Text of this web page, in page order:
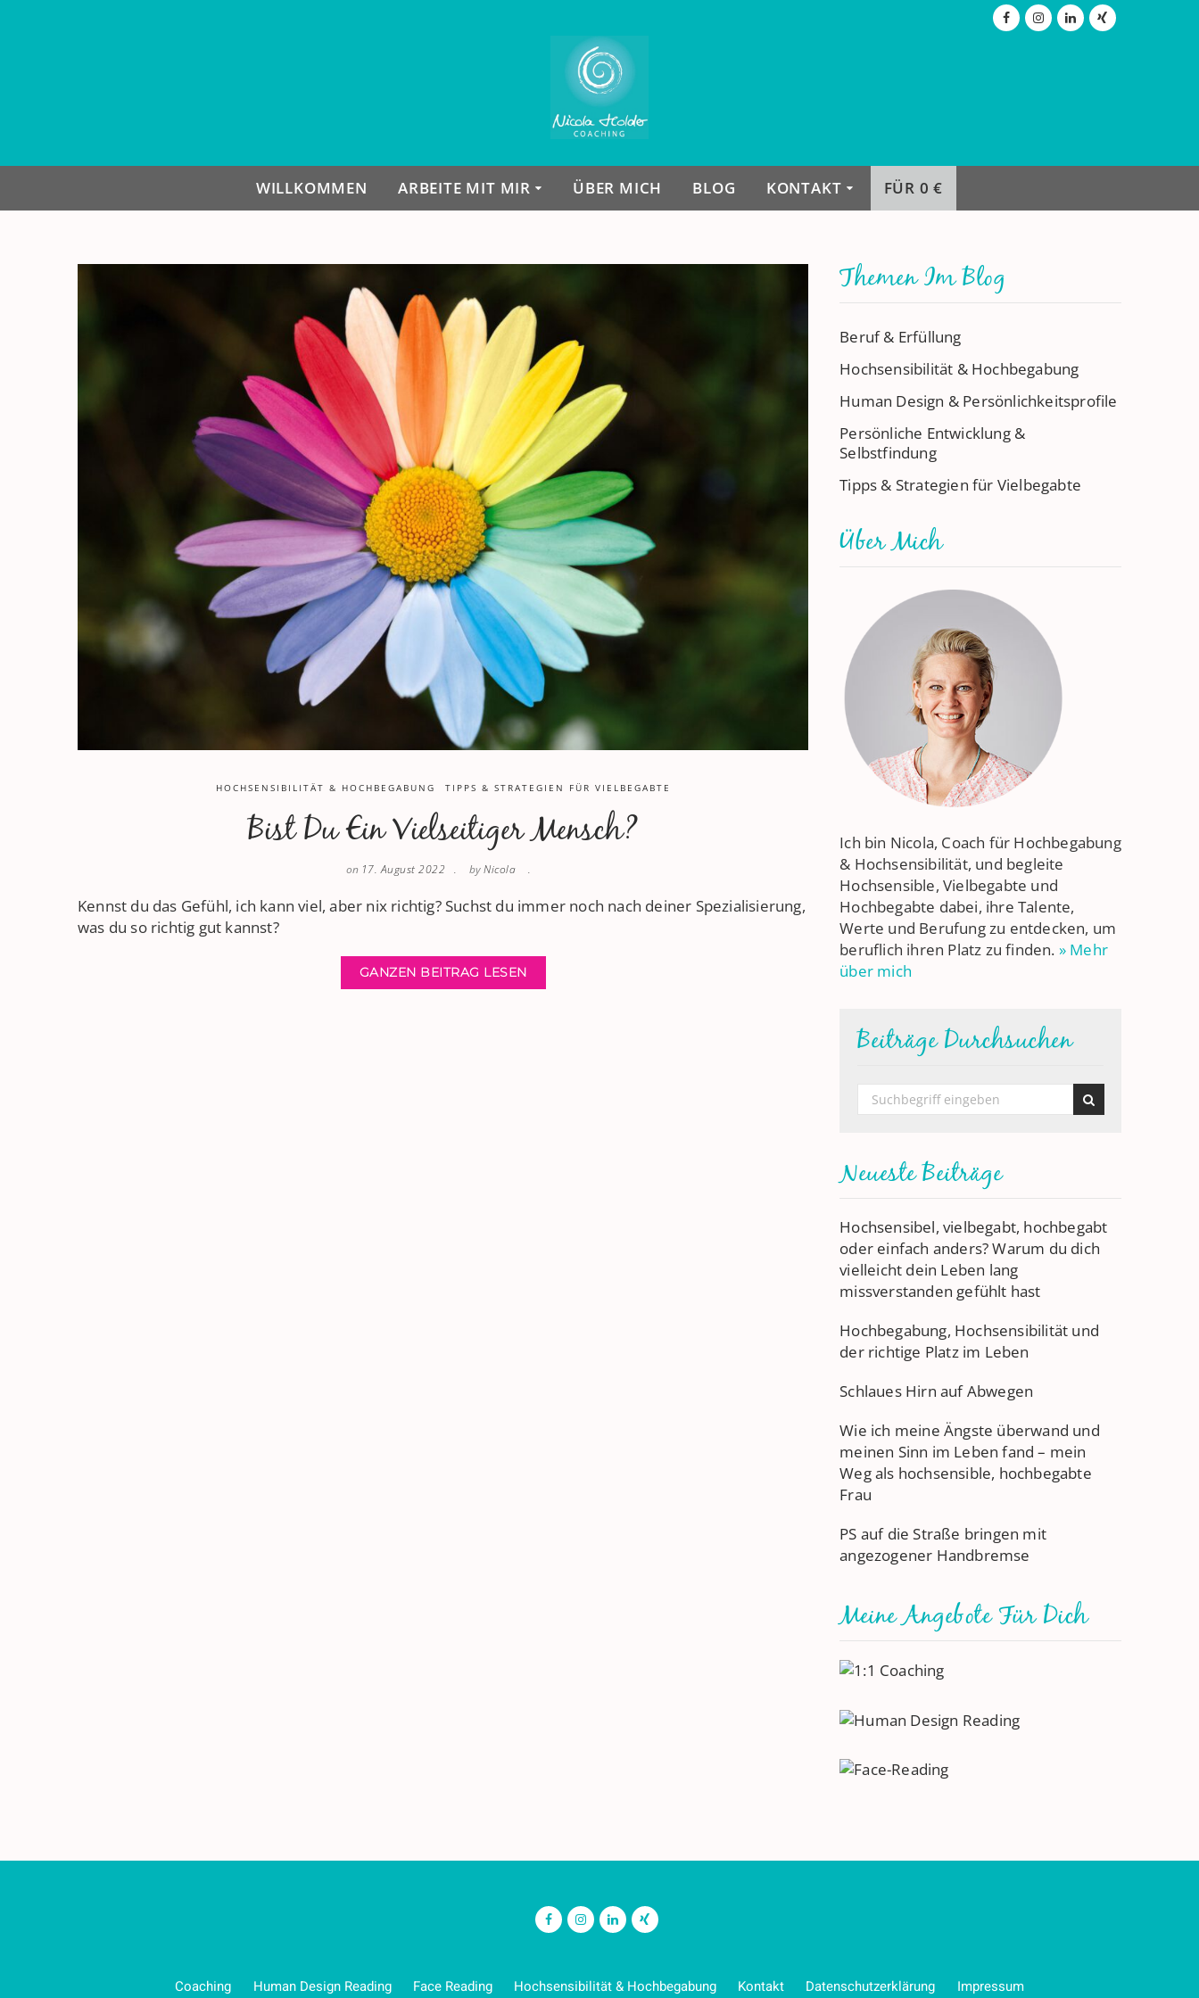
WILLKOMMEN ARBEITE MIT MIR ÜBER MICH BLOG KONTAKT FÜR 0 €
HOCHSENSIBILITÄT & HOCHBEGABUNG TIPPS & STRATEGIEN FÜR VIELBEGABTE
Bist Du Ein Vielseitiger Mensch?
on 17. August 2022 byNicola
Kennst du das Gefühl, ich kann viel, aber nix richtig? Suchst du immer noch nach deiner Spezialisierung,
was du so richtig gut kannst?
GANZEN BEITRAG LESEN
Themen Im Blog
Beruf & Erfüllung
Hochsensibilität & Hochbegabung
Human Design & Persönlichkeitsprofile
Persönliche Entwicklung &
Selbstfindung
Tipps & Strategien für Vielbegabte
Über Mich
Ich bin Nicola, Coach für Hochbegabung
& Hochsensibilität, und begleite
Hochsensible, Vielbegabte und
Hochbegabte dabei, ihre Talente,
Werte und Berufung zu entdecken, um
beruflich ihren Platz zu finden. » Mehr
über mich
Beiträge Durchsuchen
Neueste Beiträge
Hochsensibel, vielbegabt, hochbegabt
oder einfach anders? Warum du dich
vielleicht dein Leben lang
missverstanden gefühlt hast
Hochbegabung, Hochsensibilität und
der richtige Platz im Leben
Schlaues Hirn auf Abwegen
Wie ich meine Ängste überwand und
meinen Sinn im Leben fand – mein
Weg als hochsensible, hochbegabte
Frau
PS auf die Straße bringen mit
angezogener Handbremse
Meine Angebote Für Dich
Coaching Human Design Reading Face Reading Hochsensibilität & Hochbegabung Kontakt Datenschutzerklärung Impressum